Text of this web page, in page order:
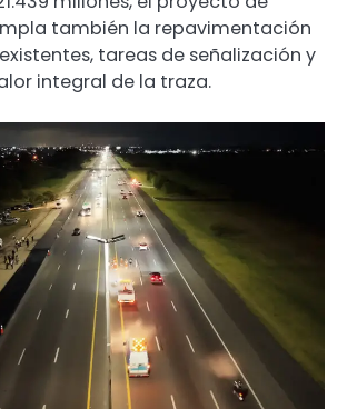
también la repavimentación
tareas de señalización y
integral de la traza.